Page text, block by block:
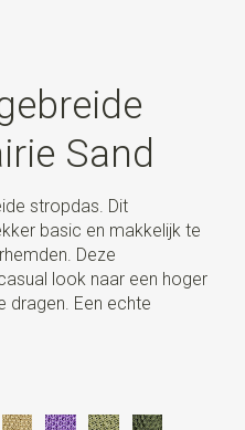
Sand
stropdas. Dit
basic en makkelijk te
Deze
look naar een hoger
dragen. Een echte